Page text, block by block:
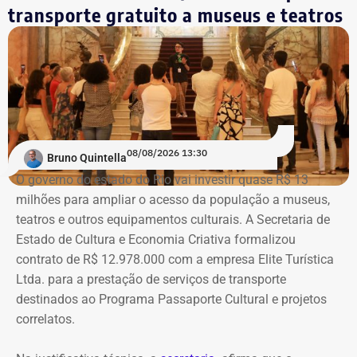
Trecho da ação civil pública que pede a investigação de nove páginas no
Instagram sobre Búzios — Foto: Reprodução.
Na ação, a prefeitura também pede informações
cadastrais, endereços eletrônicos, telefones, IPs,
dispositivos utilizados, histórico de nomes,
administradores atuais e anteriores, contas vinculadas,
meios de recuperação, contas publicitárias e dados de
pagamento. Com isso, a Meta também seria obrigada a
elaborar uma tabela comparativa, indicando se os perfis
compartilham telefones, dispositivos, endereços de IP,
administradores, contas de anúncios, meios de
pagamento ou gerenciadores de negócios.
integralmente. Em setembro, a sala também abrigará a
mostra “Abolicionistas Brasileiras”.
Com informações do colunista Ancelmo Gois, do Jornal
“O Globo”.
transporte gratuito a museus e teatros
Bruno Quintella08/08/2026 13:30
O governo do estado do Rio vai investir quase R$ 13
milhões para ampliar o acesso da população a museus,
teatros e outros equipamentos culturais. A Secretaria de
Estado de Cultura e Economia Criativa formalizou
contrato de R$ 12.978.000 com a empresa Elite Turística
Ltda. para a prestação de serviços de transporte
destinados ao Programa Passaporte Cultural e projetos
correlatos.